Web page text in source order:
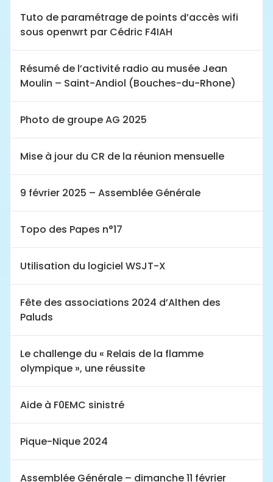
Tuto de paramétrage de points d’accès wifi
sous openwrt par Cédric F4IAH
Résumé de l’activité radio au musée Jean
Moulin – Saint-Andiol (Bouches-du-Rhone)
Photo de groupe AG 2025
Mise à jour du CR de la réunion mensuelle
9 février 2025 – Assemblée Générale
Topo des Papes n°17
Utilisation du logiciel WSJT-X
Fête des associations 2024 d’Althen des
Paluds
Le challenge du « Relais de la flamme
olympique », une réussite
Aide à F0EMC sinistré
Pique-Nique 2024
Assemblée Générale – dimanche 11 février